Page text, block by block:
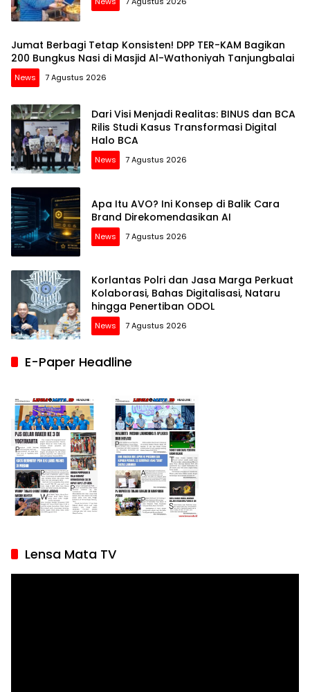
Jumat Berbagi Tetap Konsisten! DPP TER-KAM Bagikan
200 Bungkus Nasi di Masjid Al-Wathoniyah Tanjungbalai
News 7 Agustus 2026
Dari Visi Menjadi Realitas: BINUS dan BCA
Rilis Studi Kasus Transformasi Digital
Halo BCA
News 7 Agustus 2026
Apa Itu AVO? Ini Konsep di Balik Cara
Brand Direkomendasikan AI
News 7 Agustus 2026
Korlantas Polri dan Jasa Marga Perkuat
Kolaborasi, Bahas Digitalisasi, Nataru
hingga Penertiban ODOL
News 7 Agustus 2026
E-Paper Headline
Lensa Mata TV